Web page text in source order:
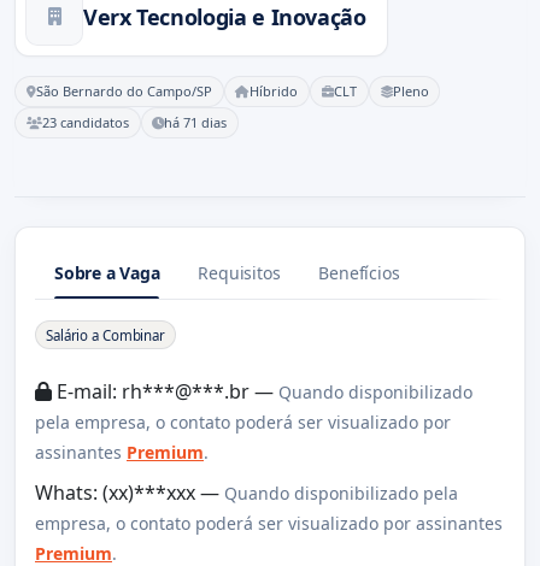
Verx Tecnologia e Inovação
São Bernardo do Campo/SP Híbrido CLT
Pleno
23 candidatos
há 71 dias
Sobre a Vaga Requisitos Benefícios
Sobre a Vaga
Salário a Combinar
E-mail: rh***@***.br — Quando disponibilizado
pela empresa, o contato poderá ser visualizado por
assinantes Premium.
Whats: (xx)***xxx — Quando disponibilizado pela
empresa, o contato poderá ser visualizado por assinantes
Premium.